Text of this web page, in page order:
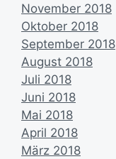
November 2018
Oktober 2018
September 2018
August 2018
Juli 2018
Juni 2018
Mai 2018
April 2018
März 2018